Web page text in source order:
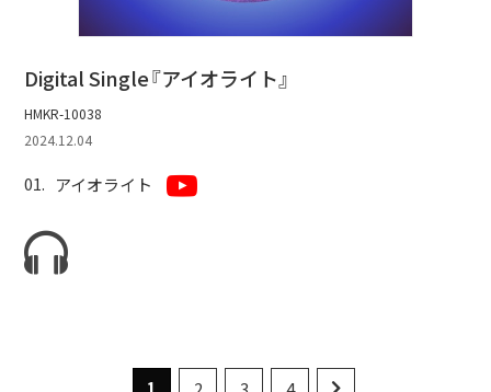
Digital Single『アイオライト』
HMKR-10038
2024.12.04
アイオライト